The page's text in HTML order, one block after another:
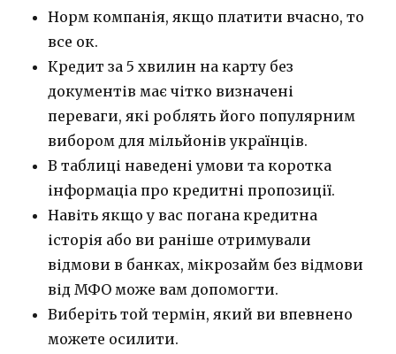
Норм компанія, якщо платити вчасно, то
все ок.
Кредит за 5 хвилин на карту без
документів має чітко визначені
переваги, які роблять його популярним
вибором для мільйонів українців.
В таблиці наведені умови та коротка
інформаціа про кредитні пропозиції.
Навіть якщо у вас погана кредитна
історія або ви раніше отримували
відмови в банках, мікрозайм без відмови
від МФО може вам допомогти.
Виберіть той термін, який ви впевнено
можете осилити.